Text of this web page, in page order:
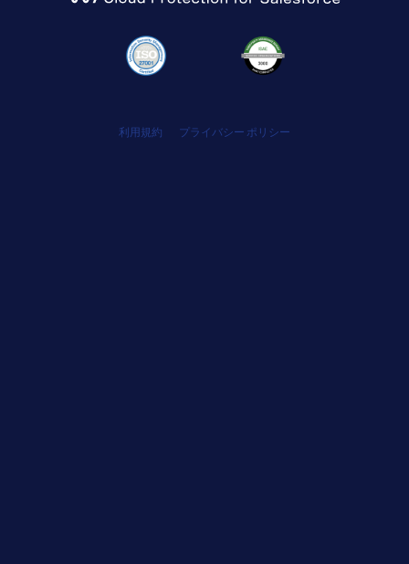
利用規約 プライバシー ポリシー